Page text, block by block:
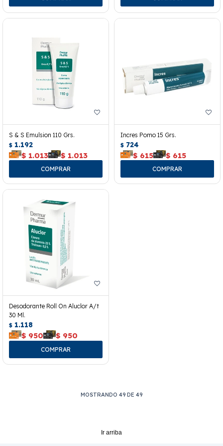
S & S Emulsion 110 Grs.
$ 1.192
$ 1.013 $ 1.013
Incres Pomo 15 Grs.
$ 724
$ 615 $ 615
Desodorante Roll On Aluclor A/t
30 Ml.
$ 1.118
$ 950 $ 950
MOSTRANDO 49 DE 49
Ir arriba